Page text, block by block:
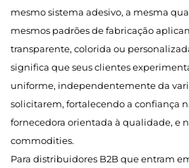
mesmo sistema adesivo, a mesma
mesmos padrões de fabricação
transparente, colorida ou
significa que seus clientes
uniforme, independentemente da
solicitarem, fortalecendo a confiança
fornecedora orientada à qualidade, e
commodities.
Para distribuidores B2B que entram